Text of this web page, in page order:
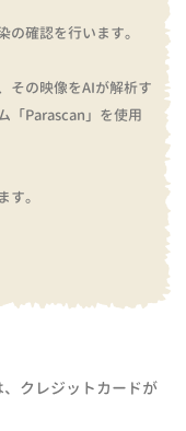
確認を行います。
その映像をAIが解析す
「Parascan」を使用
。
クレジットカードが